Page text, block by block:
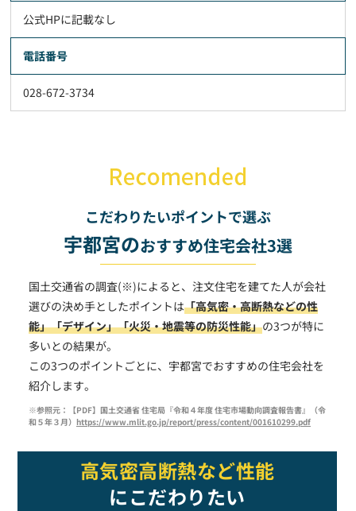
公式HPに記載なし
電話番号
028-672-3734
こだわりたいポイントで選ぶ
宇都宮のおすすめ住宅会社3選
国土交通省の調査(※)によると、注文住宅を建てた人が会社
選びの決め手としたポイントは「高気密・高断熱などの性
能」「デザイン」「火災・地震等の防災性能」の3つが特に
多いとの結果が。
この3つのポイントごとに、宇都宮でおすすめの住宅会社を
紹介します。
※参照元：【PDF】国土交通省 住宅局『令和４年度 住宅市場動向調査報告書』（令
和５年３月） https://www.mlit.go.jp/report/press/content/001610299.pdf
高気密高断熱など性能
にこだわりたい